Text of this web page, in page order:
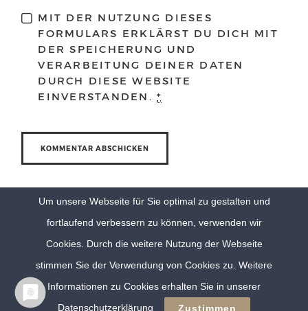
MIT DER NUTZUNG DIESES
FORMULARS ERKLÄRST DU DICH MIT
DER SPEICHERUNG UND
VERARBEITUNG DEINER DATEN
DURCH DIESE WEBSITE
EINVERSTANDEN.*
© Eva Berten Photography | Imprint Privacy Policy
Um unsere Webseite für Sie optimal zu gestalten und
fortlaufend verbessern zu können, verwenden wir
Cookies. Durch die weitere Nutzung der Webseite
stimmen Sie der Verwendung von Cookies zu. Weitere
Informationen zu Cookies erhalten Sie in unserer
Datenschutzerklärung
Zustimmen